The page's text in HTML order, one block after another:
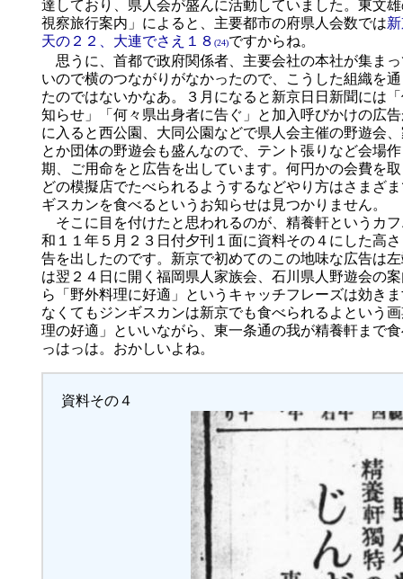
達しており、県人会が盛んに活動していました。東文
視察旅行案内」によると、主要都市の府県人会数では
天の２２、大連でさえ１８ (24)ですからね。
思うに、首都で政府関係者、主要会社の本社が集ま
いので横のつながりがなかったので、こうした組織を
たのではないかなあ。３月になると新京日日新聞には
知らせ」「何々県出身者に告ぐ」と加入呼びかけの広
に入ると西公園、大同公園などで県人会主催の野遊会
とか団体の野遊会も盛んなので、テント張りなど会場
期、ご用命をと広告を出しています。何円かの会費を
どの模擬店でたべられるようするなどやり方はさまざ
ギスカンを食べるというお知らせは見つかりません。
そこに目を付けたと思われるのが、精養軒というカ
和１１年５月２３日付夕刊１面に資料その４にした高
告を出したのです。新京で初めてのこの地味な広告は
は翌２４日に開く福岡県人家族会、石川県人野遊会の
ら「野外料理に好適」というキャッチフレーズは効き
なくてもジンギスカンは新京でも食べられるよという
理の好適」といいながら、東一条通の我が精養軒まで
っはっは。おかしいよね。
資料その４